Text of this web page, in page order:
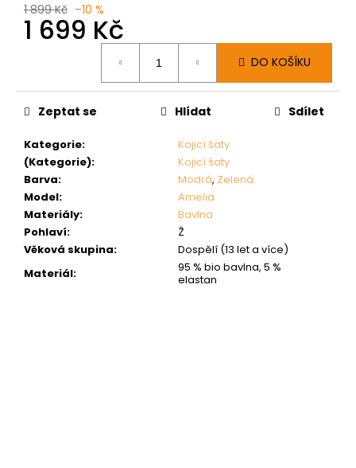
1 899 Kč –10 %
1 699 Kč
DO KOŠÍKU
Kategorie:
Kojicí šaty
(Kategorie):
Kojicí šaty
Barva: Modrá, Zelená
Model:
Amelia
Materiály:
Bavlna
Pohlaví:
Ž
Věková skupina:
Dospělí (13 let a více)
Materiál:
95 % bio bavlna, 5 %
elastan
Zeptat se Hlídat Sdílet